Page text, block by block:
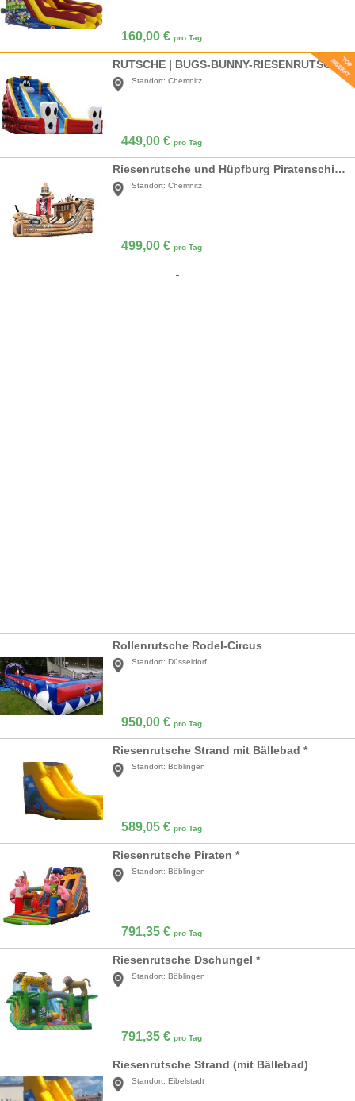
160,00 € pro Tag
RUTSCHE | BUGS-BUNNY-RIESENRUTSCHE | LUFTRUTSCHE
Standort: Chemnitz
449,00 € pro Tag
Riesenrutsche und Hüpfburg Piratenschiff mieten
Standort: Chemnitz
499,00 € pro Tag
Rollenrutsche Rodel-Circus
Standort: Düsseldorf
950,00 € pro Tag
Riesenrutsche Strand mit Bällebad *
Standort: Böblingen
589,05 € pro Tag
Riesenrutsche Piraten *
Standort: Böblingen
791,35 € pro Tag
Riesenrutsche Dschungel *
Standort: Böblingen
791,35 € pro Tag
Riesenrutsche Strand (mit Bällebad)
Standort: Eibelstadt